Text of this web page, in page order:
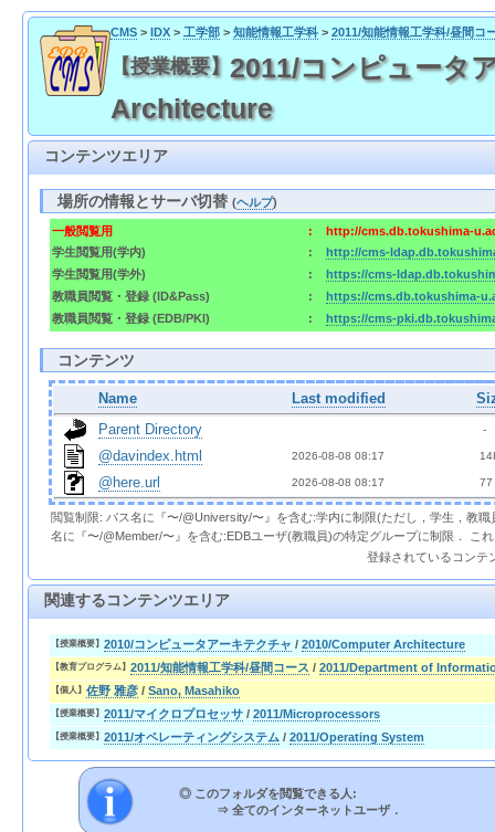
CMS> IDX> 工学部> 知能情報工学科> 2011/知能情報工学科/昼間コ
【授業概要】 2011/コンピュータ
Architecture
コンテンツエリア
場所の情報とサーバ切替(ヘルプ)
一般閲覧用 :
http://cms.db.tokushima-
学生閲覧用(学内)
:
http://cms-
学生閲覧用(学外)
:
https://cms-
教職員閲覧・登録 (ID&Pass)
:
https://cms.db.tokushima-
教職員閲覧・登録 (EDB/PKI)
: https://cms-
コンテンツ
Name Last modified
Parent Directory
  -
@davindex.html 2026-08-08 08:17
@here.url 2026-08-08 08:17 77
閲覧制限: パス名に『〜/@University/〜』を含む:学内に制限(ただし，学生，教
名に『〜/@Member/〜』を含む:EDBユーザ(教職員)の特定グループに制限． こ
登録されているコンテ
関連するコンテンツエリア
【授業概要】 2010/コンピュータアーキテクチャ / 2010/Computer Architecture
【教育プログラム】 2011/知能情報工学科/昼間コース / 2011/Department of
【個人】 佐野 雅彦 / Sano, Masahiko
【授業概要】 2011/マイクロプロセッサ / 2011/Microprocessors
【授業概要】 2011/オペレーティングシステム / 2011/Operating System
◎ このフォルダを閲覧できる人:
⇒ 全てのインターネットユーザ．